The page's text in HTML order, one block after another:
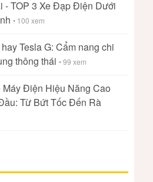
- TOP 3 Xe Đạp Điện Dưới
• 100 xem
Tesla G: Cẩm nang chi
thông thái • 99 xem
Điện Hiệu Năng Cao
Từ Bứt Tốc Đến Rà